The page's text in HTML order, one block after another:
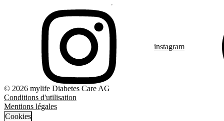
instagram
© 2026 mylife Diabetes Care AG
Conditions d'utilisation
Mentions légales
Cookies